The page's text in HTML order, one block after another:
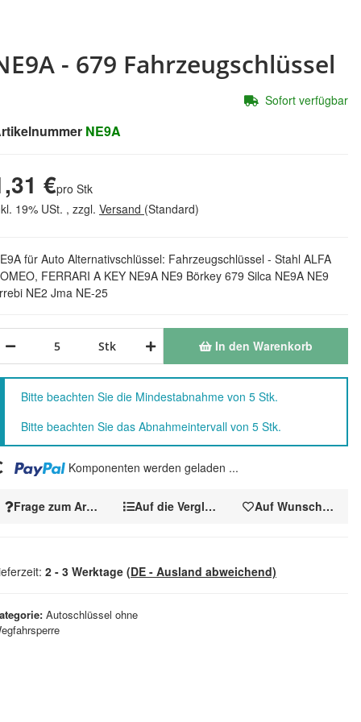
- 679 Fahrzeugschlüssel
NE9A
Autoschlüssel ohne
für Auto Alternativschlüssel: Fahrzeugschlüssel - Stahl ALFA
FERRARI A KEY NE9A NE9 Börkey 679 Silca NE9A NE9
NE2 Jma NE-25
€pro Stk
19% USt. , zzgl. Versand (Standard)
Frage zum Artikel Auf die VergleichslisteAuf Wunschzettel
Stk In den Warenkorb
x
Bitte beachten Sie die Mindestabnahme von 5 Stk.
Bitte beachten Sie das Abnahmeintervall von 5 Stk.
Komponenten werden geladen ...
Sofort verfügbar
2 - 3 Werktage (DE - Ausland abweichend)